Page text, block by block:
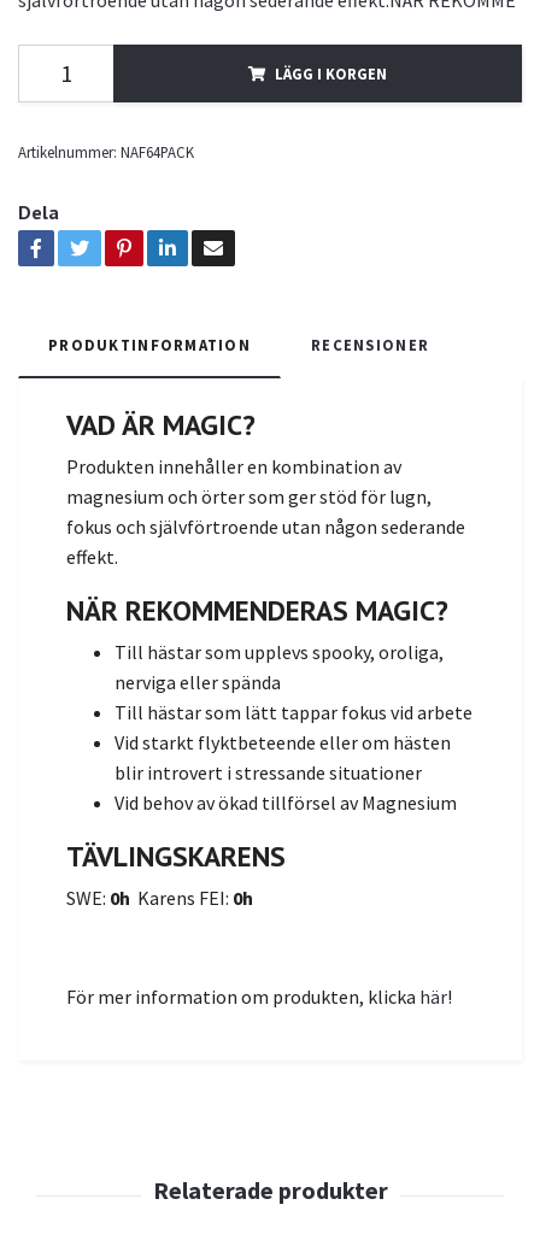
LÄGG I KORGEN
Artikelnummer: NAF64PACK
Dela
PRODUKTINFORMATION RECENSIONER
VAD ÄR MAGIC?
Produkten innehåller en kombination av
magnesium och örter som ger stöd för lugn,
fokus och självförtroende utan någon sederande
effekt.
NÄR REKOMMENDERAS MAGIC?
Till hästar som upplevs spooky, oroliga,
nerviga eller spända
Till hästar som lätt tappar fokus vid arbete
Vid starkt flyktbeteende eller om hästen
blir introvert i stressande situationer
Vid behov av ökad tillförsel av Magnesium
TÄVLINGSKARENS
SWE: 0h Karens FEI: 0h
För mer information om produkten, klicka här!